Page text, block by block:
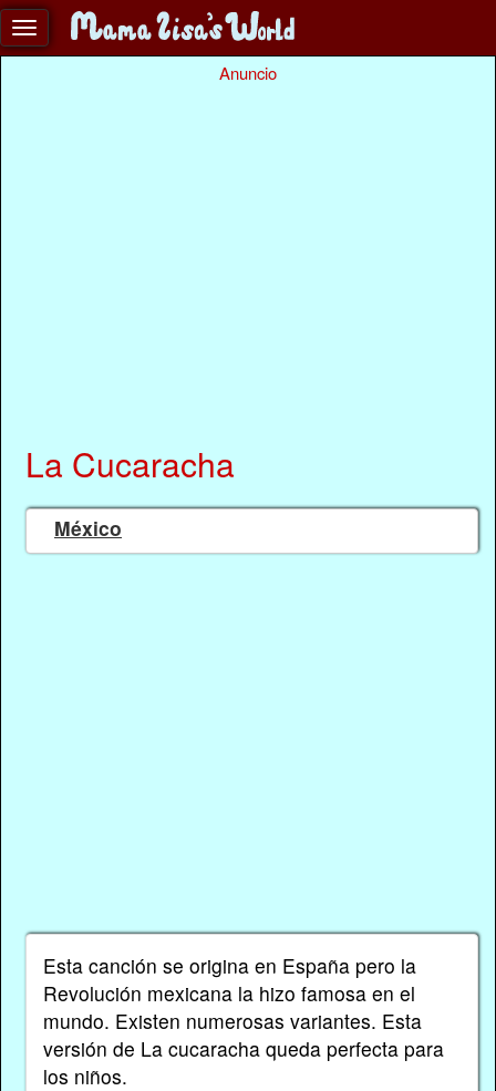
Anuncio
La Cucaracha
México
Esta canción se origina en España pero la
Revolución mexicana la hizo famosa en el
mundo. Existen numerosas variantes. Esta
versión de La cucaracha queda perfecta para
los niños.